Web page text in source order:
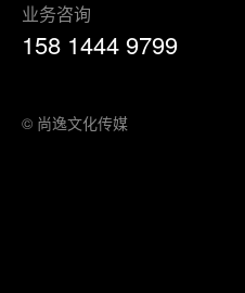
业务咨询
158 1444 9799
© 尚逸文化传媒